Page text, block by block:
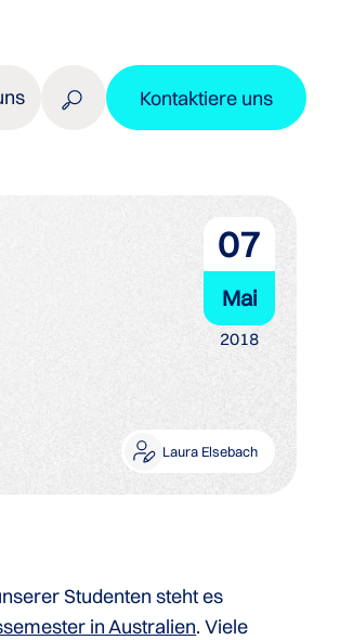
Kontaktiere uns
07
Mai
2018
Laura Elsebach
Studenten steht es
in Australien. Viele